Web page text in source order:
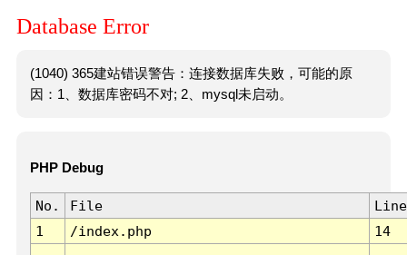
Database Error
(1040) 365建站错误警告：连接数据库失败，可能的原
因：1、数据库密码不对; 2、mysql未启动。
PHP Debug
No. File
Line
1
/index.php 14